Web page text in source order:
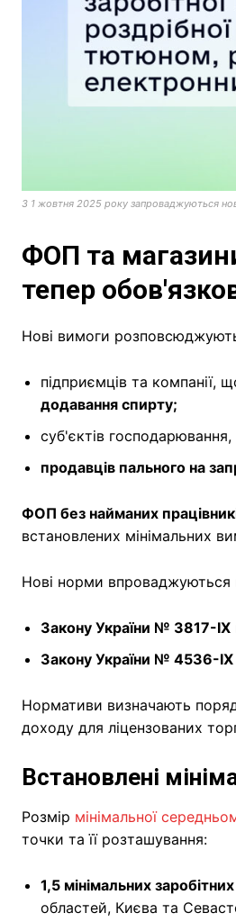
З 1 жовтня 2025 року запроваджуються
ФОП та
тепер
Нові вимоги
підприємців та компанії,
додавання спирту;
суб'єктів господарювання,
продавців пального на
ФОП без найманих
встановлених мінімальних
Нові норми впроваджуються
Закону України № 3817-IX
Закону України № 4536-IX
Нормативи визначають
доходу для ліцензованих
Встановлені
Розмір мінімальної
точки та її розташування:
1,5 мінімальних
областей, Києва та